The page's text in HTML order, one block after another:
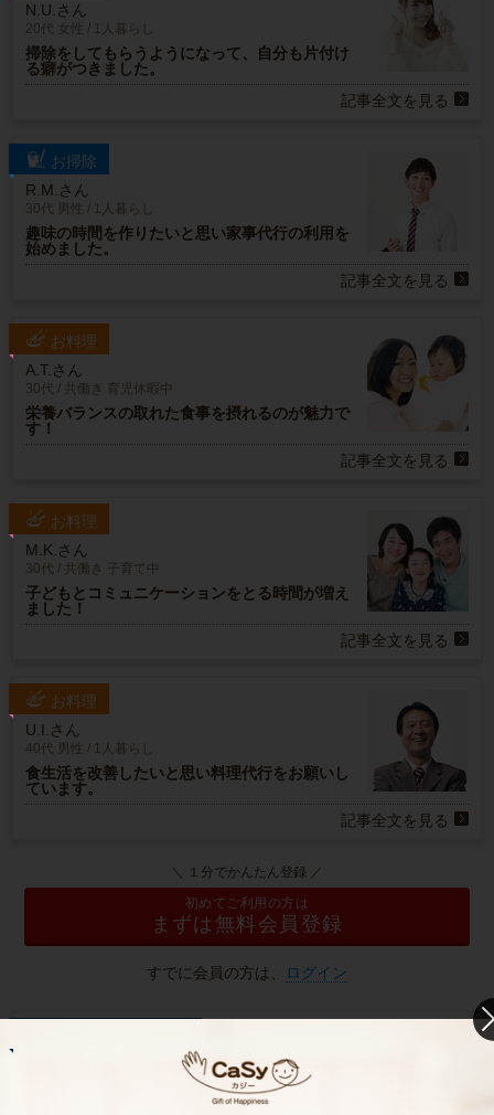
N.U.さん
20代 女性 / 1人暮らし
掃除をしてもらうようになって、自分も片付け
る癖がつきました。
記事全文を見る
お掃除
R.M.さん
30代 男性 / 1人暮らし
趣味の時間を作りたいと思い家事代行の利用を
始めました。
記事全文を見る
お料理
A.T.さん
30代 / 共働き 育児休暇中
栄養バランスの取れた食事を摂れるのが魅力で
す！
記事全文を見る
お料理
M.K.さん
30代 / 共働き 子育て中
子どもとコミュニケーションをとる時間が増え
ました！
記事全文を見る
お料理
U.I.さん
40代 男性 / 1人暮らし
食生活を改善したいと思い料理代行をお願いし
ています。
記事全文を見る
＼ １分でかんたん登録 ／
初めてご利用の方は
まずは無料会員登録
すでに会員の方は、 ログイン
エアコンの効きがよくなりました